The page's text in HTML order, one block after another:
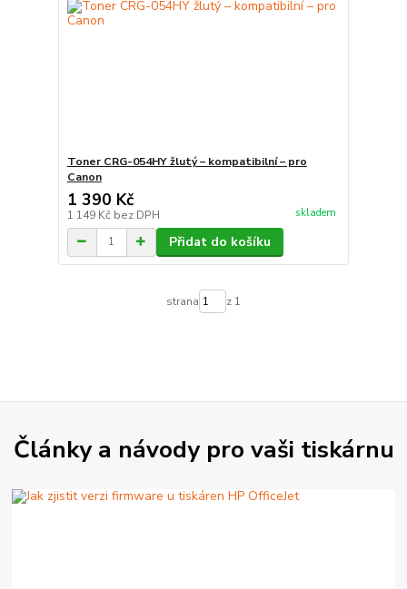
Toner CRG-054HY žlutý – kompatibilní – pro
Canon
1 390 Kč
1 149 Kč bez DPH skladem
Přidat do košíku
strana z 1
Články a návody pro vaši tiskárnu